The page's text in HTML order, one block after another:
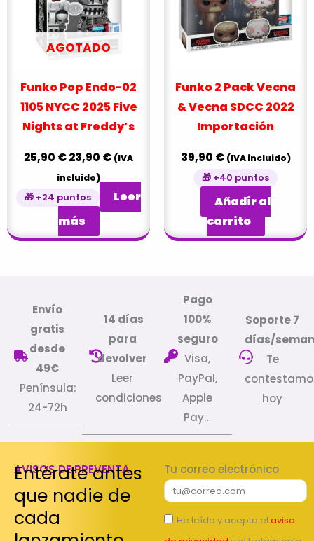
AGOTADO
Funko Pop Endo-02
1105 NYCC 2025 Five
Nights at Freddy’s
25,90€23,90 € (IVA
incluido)
🎁 +24 puntos
Leer
más
Funko 2 Pack Vecna
& Vecna SDCC 2022
Importación
39,90 € (IVA incluido)
🎁 +40 puntos
Añadir al
carrito
Envío
gratis
desde
49€
Península:
24-72h
14 días
para
devolver
Leer
condiciones
Pago
100%
seguro
Visa,
PayPal,
Apple
Pay…
Soporte 7
días/
Te
hoy
AVISOS DE PREVENTA
Entérate antes
que nadie de
cada
Tu correo electrónico
He leído y acepto el aviso